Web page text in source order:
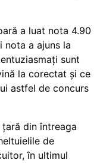
a luat nota 4.90
nota a ajuns la
sunt
la corectat și ce
astfel de concurs
țară din întreaga
de
în ultimul